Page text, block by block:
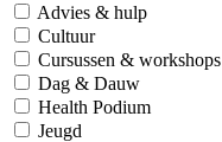
Advies & hulp
Cultuur
Cursussen & workshops
Dag & Dauw
Health Podium
Jeugd